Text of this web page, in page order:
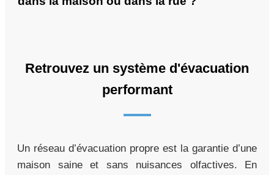
Retrouvez un système d'évacuation
performant
Un réseau d’évacuation propre est la garantie d’une
maison saine et sans nuisances olfactives. En